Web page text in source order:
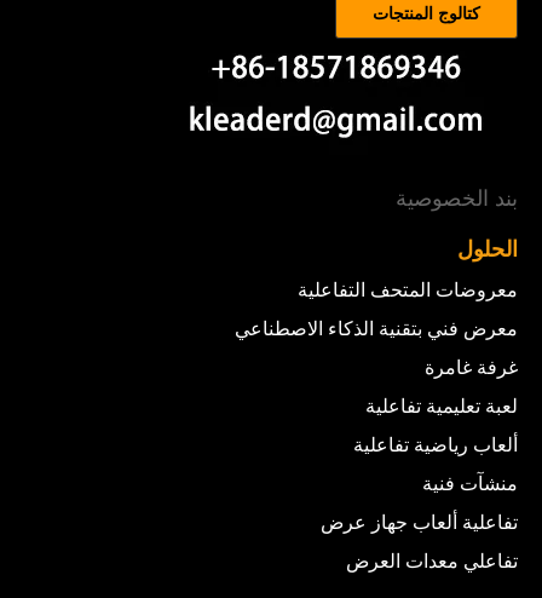
كتالوج المنتجات
بند الخصوصية
الحلول
معروضات المتحف التفاعلية
معرض فني بتقنية الذكاء الاصطناعي
غرفة غامرة
لعبة تعليمية تفاعلية
ألعاب رياضية تفاعلية
منشآت فنية
تفاعلية ألعاب جهاز عرض
تفاعلي معدات العرض